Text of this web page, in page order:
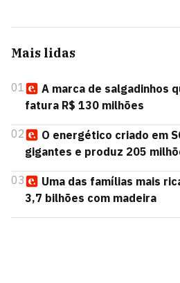
Mais lidas
01
A marca de salgadinhos
fatura R$ 130 milhões
02
O energético criado em
gigantes e produz 205
03
Uma das famílias mais
3,7 bilhões com madeira